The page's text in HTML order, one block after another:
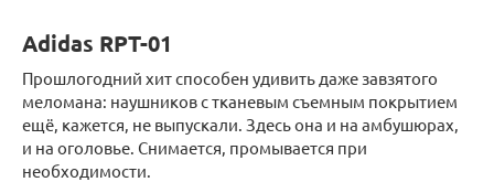
Adidas RPT-01
Прошлогодний хит способен удивить даже завзятого
меломана: наушников с тканевым съемным покрытием
ещё, кажется, не выпускали. Здесь она и на амбушюрах,
и на оголовье. Снимается, промывается при
необходимости.